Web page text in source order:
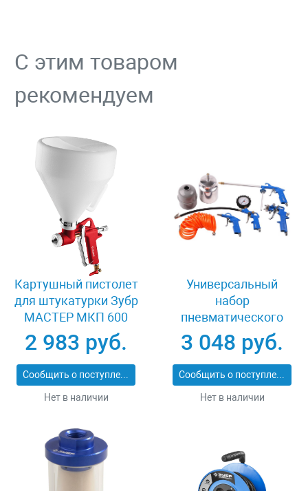
С этим товаром
рекомендуем
Картушный пистолет
для штукатурки Зубр
МАСТЕР МКП 600
06466
2 983 руб.
Сообщить о поступлении
Нет в наличии
Универсальный
набор
пневматического
инструмента 5
предметов Зубр
06458-H5
3 048 руб.
Сообщить о поступлении
Нет в наличии